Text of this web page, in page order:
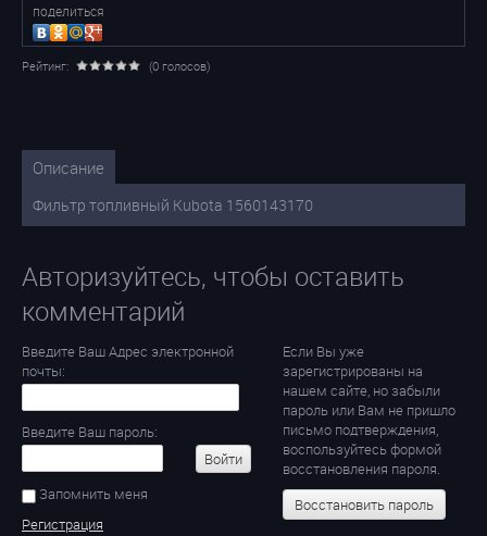
поделиться
Рейтинг: (0 голосов)
Описание
Фильтр топливный Kubota 1560143170
Авторизуйтесь, чтобы оставить
комментарий
Введите Ваш Адрес электронной
почты:
Введите Ваш пароль:
Войти
Запомнить меня
Регистрация
Если Вы уже
зарегистрированы на
нашем сайте, но забыли
пароль или Вам не пришло
письмо подтверждения,
воспользуйтесь формой
восстановления пароля.
Восстановить пароль